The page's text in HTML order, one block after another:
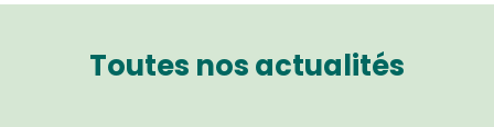
Toutes nos actualités